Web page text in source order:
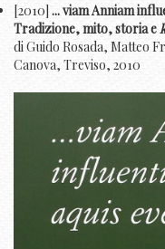
[2010]... viam Anniam
Tradizione, mito, storia e
di Guido Rosada, Matteo
Canova, Treviso, 2010